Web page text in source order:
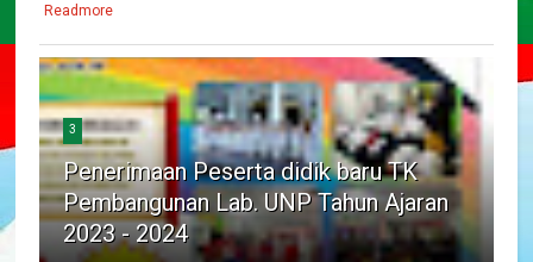
Readmore
3
Penerimaan Peserta didik baru TK
Pembangunan Lab. UNP Tahun Ajaran
2023 - 2024